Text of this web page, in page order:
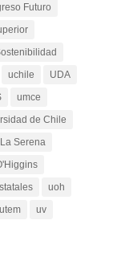
Futuro
uchile
UDA
umce
de Chile
Serena
uoh
utem
uv